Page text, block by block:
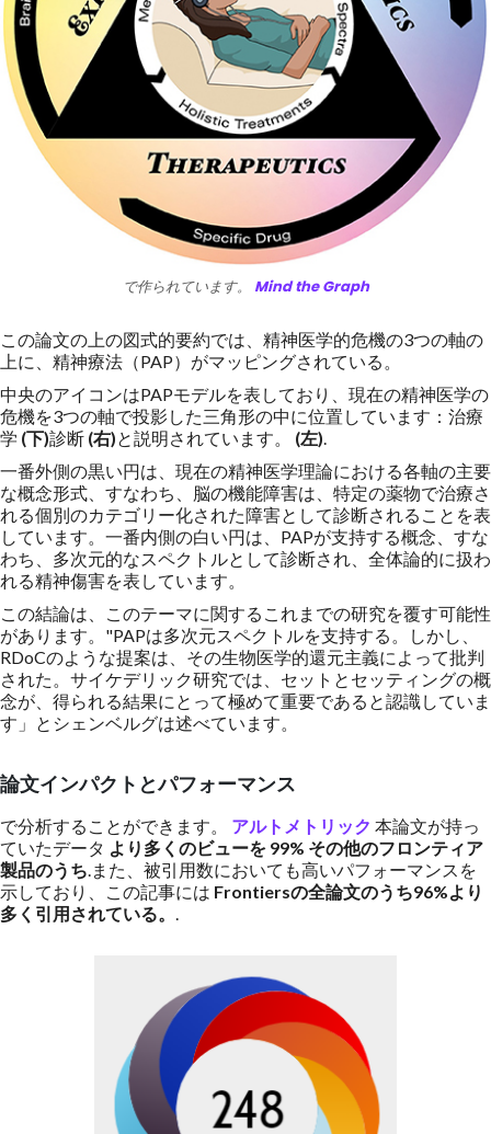
で作られています。 Mind the Graph
この論文の上の図式的要約では、精神医学的危機の3つの軸の
上に、精神療法（PAP）がマッピングされている。
中央のアイコンはPAPモデルを表しており、現在の精神医学の
危機を3つの軸で投影した三角形の中に位置しています：治療
学 (下)診断 (右)と説明されています。 (左).
一番外側の黒い円は、現在の精神医学理論における各軸の主要
な概念形式、すなわち、脳の機能障害は、特定の薬物で治療さ
れる個別のカテゴリー化された障害として診断されることを表
しています。一番内側の白い円は、PAPが支持する概念、すな
わち、多次元的なスペクトルとして診断され、全体論的に扱わ
れる精神傷害を表しています。
この結論は、このテーマに関するこれまでの研究を覆す可能性
があります。"PAPは多次元スペクトルを支持する。しかし、
RDoCのような提案は、その生物医学的還元主義によって批判
された。サイケデリック研究では、セットとセッティングの概
念が、得られる結果にとって極めて重要であると認識していま
す」とシェンベルグは述べています。
論文インパクトとパフォーマンス
で分析することができます。 アルトメトリック 本論文が持っ
ていたデータ より多くのビューを 99% その他のフロンティア
製品のうち.また、被引用数においても高いパフォーマンスを
示しており、この記事には Frontiersの全論文のうち96%より
多く引用されている。 .